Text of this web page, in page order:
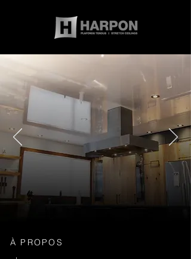
LES SPÉCIALISTES
DES PLAFONDS TENDUS
À PROPOS